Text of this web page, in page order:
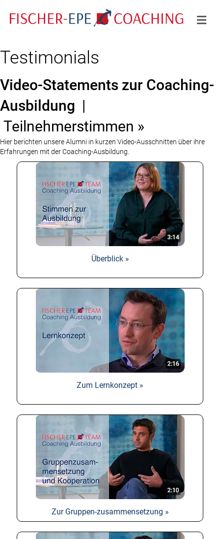
Testimonials
Video-Statements zur Coaching-
Ausbildung |
Teilnehmerstimmen »
Hier berichten unsere Alumni in kurzen Video-Ausschnitten über ihre
Erfahrungen mit der Coaching-Ausbildung.
Überblick »
Zum Lernkonzept »
Zur Gruppen-zusammensetzung »